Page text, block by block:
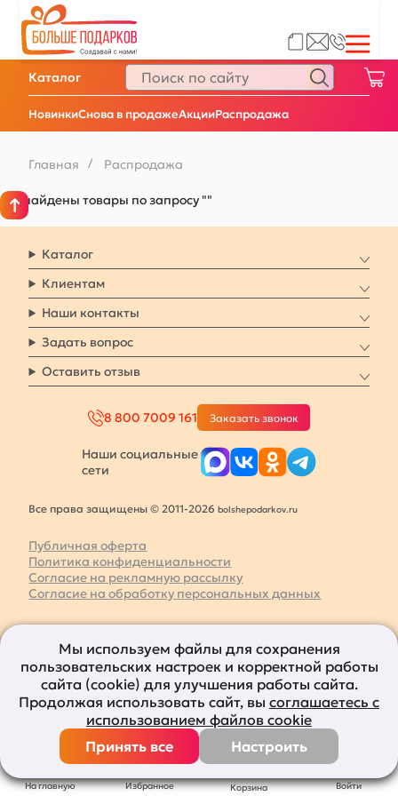
На главную Избранное Корзина Войти
НовинкиСнова в продажеАкцииРаспродажа
Каталог
Главная / Распродажа
Не найдены товары по запросу ""
Каталог
Клиентам
Наши контакты
Задать вопрос
Оставить отзыв
8 800 7009 161 Заказать звонок
Наши социальные
сети
Все права защищены © 2011-2026bolshepodarkov.ru
Публичная оферта
Политика конфиденциальности
Согласие на рекламную рассылку
Согласие на обработку персональных данных
Мы используем файлы для сохранения
пользовательских настроек и корректной работы
сайта (cookie) для улучшения работы сайта.
Продолжая использовать сайт, вы соглашаетесь с
использованием файлов cookie
Принять все
Настроить